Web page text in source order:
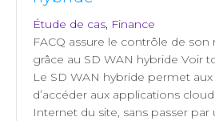
Étude de cas, Finance
FACQ assure le contrôle de son
grâce au SD WAN hybride Voir
Le SD WAN hybride permet aux
d’accéder aux applications
Internet du site, sans passer